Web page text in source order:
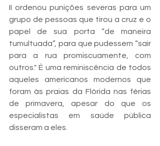
II ordenou punições severas para um
grupo de pessoas que tirou a cruz e o
papel de sua porta “de maneira
tumultuada”, para que pudessem “sair
para a rua promiscuamente, com
outros." É uma reminiscência de todos
aqueles americanos modernos que
foram às praias da Flórida nas férias
de primavera, apesar do que os
especialistas em saúde pública
disseram a eles.